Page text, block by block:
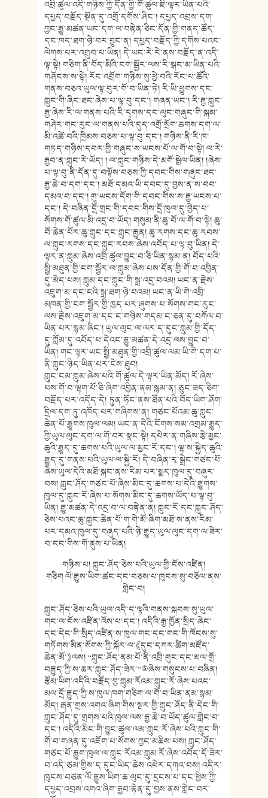
འབྲི་ཚུལ་འདི་གཉིས་ཀྱི་དོན་གྱི་གོ་ཚུལ་ཇི་ལྟར་ཡིན་པའི་
དཔྱད་བརྗོད་སྔོན་དུ་འགྲོ་དགོས་ཤིང་། དཔྱད་འབྲས་དག་
ཀྱང་རྒྱུ་མཚན་ཡང་དག་ལ་བརྟེན་ཅིང་དོན་གྱི་གནད་ཚོད་
དང་ཁད་ཐག་ཉེ་བར་བྱུང་ན། དཔྱད་བརྗོད་ཀྱི་དགོས་པའང་
ལེགས་པར་འགྲུབ་པ་ཡིན། དེ་ཡང་རེ་རེ་ནས་བརྗོད་ན་འདི་
ལྟ་སྟེ། གཅིག་ནི་བོད་མིའི་ངག་སྦྱོར་ལས་རི་སྒང་མ་ཡིན་པའི་
གཤོངས་ས་སྟེ། རོང་འབྲོག་གཉིས་སུ་ཕྱེ་བའི་རོང་པ་ཚོའི་
གནས་བཅའ་ཡུལ་ལྟ་བུར་གོ་བ་ཡིན་ཏེ། རི་ཡི་ཕྱུགས་དང་
ཀླུང་གི་ཞིང་ཐང་ཞེས་པ་ལྟ་བུ་དང་། གཞན་ཡང་། རི་རྒྱ་ཀླུང་
རྒྱ་ཞེས་རི་ལ་གནས་པའི་རི་དྭགས་དང་ལུང་གཞུང་གི་སྐམ་
གཤེར་གང་རུང་ལ་གནས་པའི་དུད་འགྲོ་སྲོག་ཆགས་དག་ལ་
མི་འཚེ་བའི་ཁྲིམས་བཅས་པ་ལྟ་བུ་དང་། གཉིས་ནི་རི་ཁ་
གཏད་གཉིས་དབར་གྱི་གཞུང་ས་ཡངས་པོ་ལ་གོ་བ་སྟེ། ལ་རེ་
རྒྱབ་ན་ཀླུང་རེ་ཡོད། ། ལ་ཀླུང་གཉིས་དེ་མགོ་སྦྲེལ་ཡིན། །ཞེས་
པ་ལྟ་བུ་ནི་དོན་དུ་བལྟོས་བཅས་ཀྱི་དབང་གིས་གཞུང་ཐང་
རྒྱ་ཆེ་བ་དག་དང་། མཐོ་དམའ་ཡི་དབང་དུ་བྱས་ན་ས་བབ་
དམའ་བ་དང་། གུ་ཡངས་དོག་གི་དབང་གིས་ས་རྒྱ་ཡངས་པ་
དང་། དེ་བཞིན་དྲོ་གྲང་གི་དབང་གིས་དྲོ་ཁུལ་དུ་བྱེད་པ་
སོགས་གོ་ཚུལ་མི་འདྲ་བ་ཡོད། གསུམ་ནི་ཆུ་བོ་ལ་གོ་བ་སྟེ། ཆུ་
བོ་ཆེན་པོར་ཆུ་ཀླུང་དང་ཀླུང་རྒྱུན། ཆུ་རགས་དང་ཆུ་རབས་
ལ་ཀླུང་རགས་དང་ཀླུང་རབས་ཞེས་འབོད་པ་ལྟ་བུ་ཡིན། དེ་
ལྟར་ན་ཀླུམ་ཞེས་འབྲི་ཚུལ་བྱུང་བ་ཅི་ཡིན་སྙམ་ན། བོད་པའི་
སྤྱི་མཐུན་གྱི་ངག་སྦྱོར་ལ་ཀླུམ་ཞེས་པས་དོན་གྱི་གོ་བ་འབྱིན་
དུ་མེད་པས། ཀླུམ་དང་ཀླུང་གི་སྒྲ་འདྲ་བའམ། ཡང་ན་རྗེས་
འཇུག་མ་དང་ངའི་སྒྲ་ཐག་ཉེ་བའམ། ཡང་ན་ཡི་གེ་འབྲི་
མཁན་གྱི་ངག་སྦྱོར་གྱི་ཁྱད་པར་ཞུགས་པ་སོགས་གང་རུང་
ལས་རྗེས་འཇུག་མ་དང་ང་གཉིས་གདམ་ང་ཅན་དུ་བཀོལ་བ་
ཡིན་པར་སྙམ་ཞིང་། ཡུལ་ལུང་ལ་ལར་ད་དུང་ཀླུམ་གྱི་དོད་
དུ་ཀློམ་དུ་འབོད་པ་དེའང་རྒྱུ་མཚན་དེ་འདྲ་ལས་བྱུང་བ་
ཡིན། གང་ལྟར་ཡང་སྤྱི་མཐུན་གྱི་འབྲི་ཚུལ་ལམ་ཡི་གེ་དག་པ་
ནི་ཀླུང་ཉིད་ཡིན་པར་ངེས་ཐུབ།
ཀླུང་ངམ་ཀླུམ་ཞེས་པའི་གོ་ཚུལ་དེ་ལྟར་ཡིན་མོད། རོ་ཞེས་
པས་གོ་བ་ལྷག་པོ་ཅི་ཞིག་འབྱིན་ནམ་སྙམ་ན། ཅུང་ཟད་ཅིག་
བརྗོད་པར་འདོད་དེ། ཏུན་ཧོང་ནས་ཐོན་པའི་བོད་ཡིག་ཤོག་
དྲིལ་དག་ཏུ་འཁོད་པར་གཞིགས་ན། གཙང་པོའམ་ཆུ་ཀླུང་
ཆེན་པོ་རྒྱུགས་ཁུལ་ལམ། ཡང་ན་དེའི་ངོགས་སམ་འགྲམ་རྒྱུད་
ཀྱི་ཡུལ་ལུང་དག་ལ་གོ་བར་སྣང་སྟེ། དཔེར་ན་གཞིས་རྩེ་མྱང་
ཆུའི་རྒྱུད་དུ་ཆགས་པའི་ཡུལ་ལ་མྱང་རོ་དང་། ལྷ་ས་སྐྱིད་ཆུའི་
རྒྱུད་དུ་གནས་པའི་ཡུལ་ལ་སྐྱི་རོ། དེ་བཞིན་རྭ་སྒྲེང་གཙང་པོ་
ཞེས་ཡུལ་དེའི་མཐོ་སྐང་ནས་རིམ་པར་སྨད་ཁུལ་དུ་བཞུར་
བས། ཀླུང་ཤོད་གཙང་པོ་ཞེས་མིང་དུ་ཆགས་པ་དེའི་རྒྱུགས་
ཁུལ་དུ་ཀླུང་རོ་ཞེས་པ་སོགས་མིང་དུ་ཆགས་ཡོད་པ་ལྟ་བུ་
ཡིན། རྒྱུ་མཚན་དེ་འདྲ་བ་ལ་བརྟེན་ན། ཀླུང་རོ་དང་ཀླུང་ཤོད་
ཅེས་པའང་ཆུ་ཀླུང་ཆེན་པོ་ག་གེ་མོ་ཞིག་མཐོ་ས་ནས་རིམ་
པར་དམའ་ཁུལ་དུ་བཞུད་པའི་ཉེ་རྒྱུད་ཡུལ་ལུང་དག་ལ་ཟེར་
བ་ངང་གིས་གོ་ནུས་པ་ཡིན།
གཉིས་པ། ཀླུང་ཤོད་ཅེས་པའི་ཡུལ་གྱི་ངོས་འཛིན།
གཅིག ལོ་རྒྱུས་ཡིག་ཚང་དང་བཅས་པ་ཁུངས་སུ་བཅོལ་ནས་
གླེང་བ།
ཀླུང་ཤོད་ཅེས་པའི་ཡུལ་འདི་ད་ལྟའི་གནས་སྐབས་སུ་ཡུལ་
གང་ལ་ངོས་འཛིན་འོས་པ་དང་། འདིའི་རྒྱ་ཁྱོན་སྲིད་ཞེང་
དང་དེང་གི་སྲིད་འཛིན་ས་ཁུལ་གང་དང་གང་གི་ཁོངས་སུ་
གཏོགས་མིན་སོགས་ཀྱི་སྐོར་ལ་《དུང་དཀར་ཚིག་མཛོད་
ཆེན་མོ་》ལས། “ཀླུང་ཤོད་ནམ་པོ་ནི་འབྲི་གུང་དང་མལ་གྲོ་
བརྒྱུད་ཀྱི་ས་ཆར་ཀླུང་ཤོད་ཟེར་”⑤ཞེས་གསུངས་པ་བཞིན།
རྩོམ་ཡིག་འདིའི་བརྗོད་བྱ་ཀླུམ་རོའམ་ཀླུང་རོ་ཞེས་པའང་
མལ་དྲོ་རྒྱུད་ཀྱི་ས་ཁུལ་ཁག་གཅིག་ལ་གོ་བ་ཡིན་ནམ་སྙམ་
མོད། རྒན་གྲས་འགའ་ཞིག་གིས་སྔར་གྱི་ཀླུང་ཤོད་ནི་དེང་གི་
ཀླུང་ཤོད་དུ་གྲགས་པའི་ཁུལ་ལས་རྒྱ་ཆེ་བ་ཡོད་ཚུལ་གླེང་བ་
དང་། འདིའི་མིང་གི་བྱུང་ཚུལ་ལམ་ཀླུང་རོ་ཞེས་པའི་ཀླུང་གི་
གོ་བ་གཞན་དུ་འཇོག་པ་སོགས་ཀྱང་མཆིས་པས། ཀླུང་ཤོད་
གཙང་པོ་རྒྱུག་ཁུལ་ལ་ཀླུང་རོའམ་ཀླུམ་རོ་ཞེས་འབོད་དོ་ཟེར་
བ་འདི་ཙམ་གྱིས་ད་དུང་ཡིད་ཆེས་འཕེར་དཀའ་བས། འདིར་
ཁུངས་བཙན་ལོ་རྒྱུས་ཡིག་ཆ་ལུང་དུ་དྲངས་པ་དང་ཕྱིས་ཀྱི་
དཔྱད་འབྲས་འགའ་ཞིག་རྒྱབ་རྟེན་དུ་བྱས་ནས་གླེང་བར་